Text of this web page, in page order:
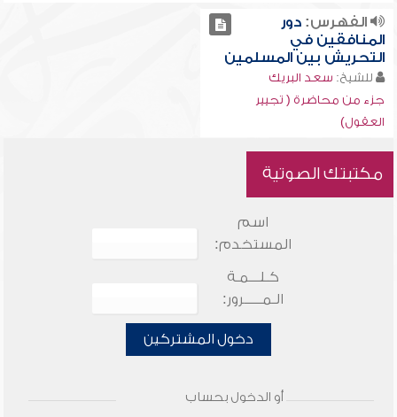
الفهرس:دور
المنافقين في
التحريش بين المسلمين
للشيخ: سعد البريك
جزء من محاضرة ( تجيير
العقول)
مكتبتك الصوتية
اسم
المستخدم:
كـلـــمـة
الـمـــــرور:
دخول المشتركين
أو الدخول بحساب